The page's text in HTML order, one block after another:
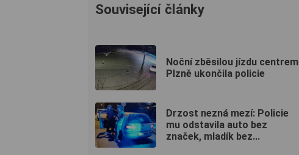
Související články
Noční zběsilou jízdu centrem
Plzně ukončila policie
Drzost nezná mezí: Policie
mu odstavila auto bez
značek, mladík bez...